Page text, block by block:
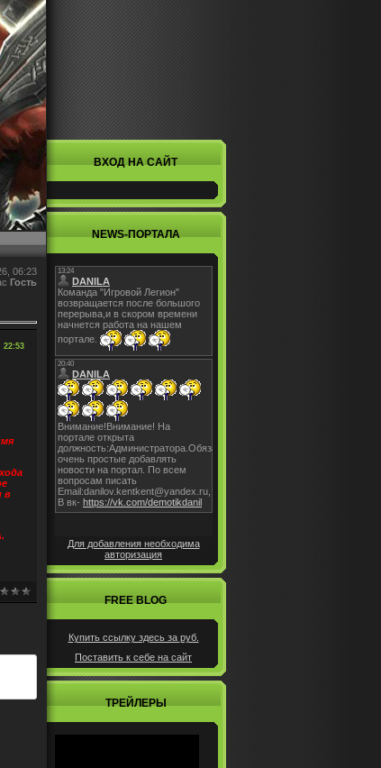
06:23
Гость
22:53
в
ВХОД НА САЙТ
NEWS-ПОРТАЛА
Для добавления необходима
авторизация
FREE BLOG
Купить ссылку здесь за руб.
Поставить к себе на сайт
ТРЕЙЛЕРЫ